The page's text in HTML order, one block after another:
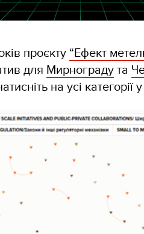
проєкту “Ефект
для Мирноградута
на усі категорії